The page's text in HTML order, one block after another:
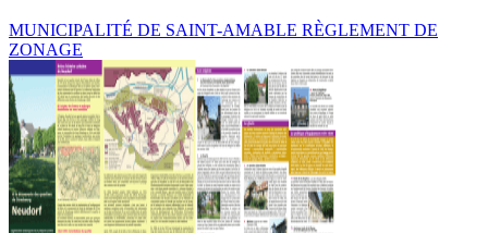
MUNICIPALITÉ DE SAINT-AMABLE RÈGLEMENT DE
ZONAGE